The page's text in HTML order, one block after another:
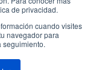
de privacidad.
cuando visites
navegador para
seguimiento.Política de